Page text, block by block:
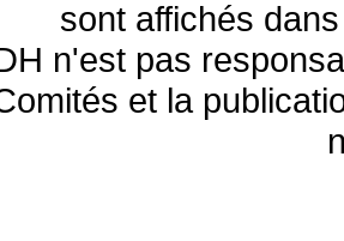
sont affichés
n'est pas
et la